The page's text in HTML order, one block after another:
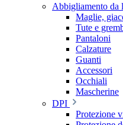
Abbigliamento da
Maglie,
Tute e
Pantaloni
Calzature
Guanti
Accessori
Occhiali
Mascherine
DPI
Protezione